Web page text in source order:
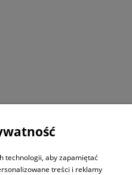
DO
technologii, aby zapamiętać
treści i reklamy